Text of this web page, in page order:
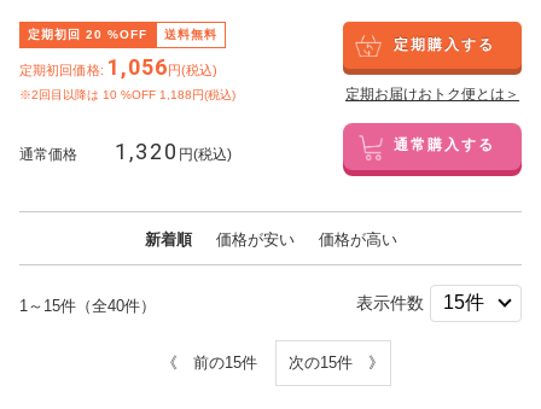
定期初回 20 %OFF 送料無料
定期初回価格: 1,056円(税込)
※2回目以降は 10 %OFF 1,188円(税込)
定期購入する
定期お届けおトク便とは＞
通常価格 1,320 円(税込) 通常購入する
新着順 価格が安い 価格が高い
1～15件（全40件） 表示件数
《 前の15件 次の15件 》